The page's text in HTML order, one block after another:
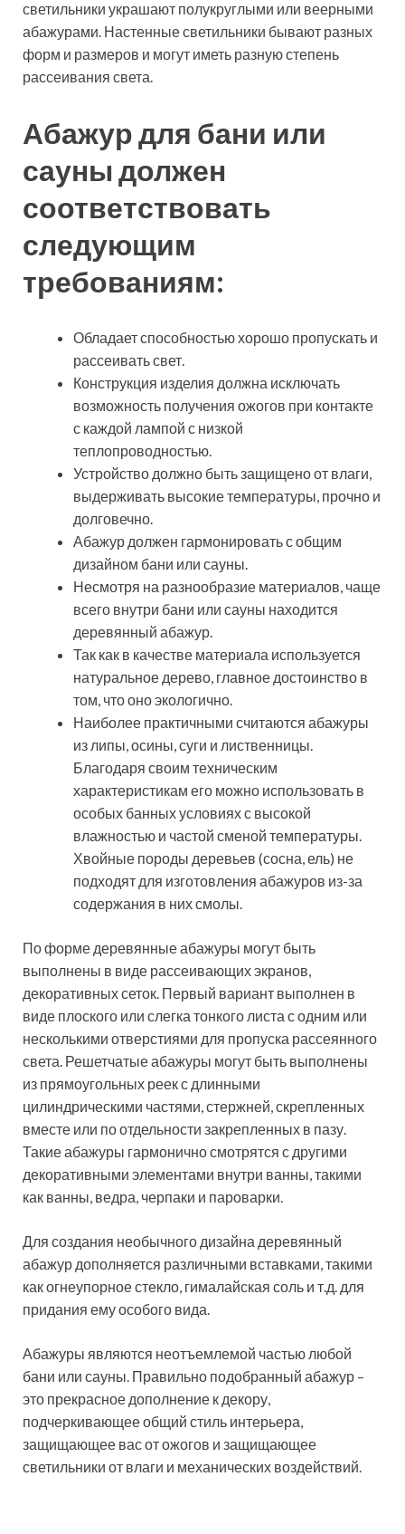
светильники украшают полукруглыми или веерными
абажурами. Настенные светильники бывают разных
форм и размеров и могут иметь разную степень
рассеивания света.
Абажур для бани или
сауны должен
соответствовать
следующим
требованиям:
Обладает способностью хорошо пропускать и
рассеивать свет.
Конструкция изделия должна исключать
возможность получения ожогов при контакте
с каждой лампой с низкой
теплопроводностью.
Устройство должно быть защищено от влаги,
выдерживать высокие температуры, прочно и
долговечно.
Абажур должен гармонировать с общим
дизайном бани или сауны.
Несмотря на разнообразие материалов, чаще
всего внутри бани или сауны находится
деревянный абажур.
Так как в качестве материала используется
натуральное дерево, главное достоинство в
том, что оно экологично.
Наиболее практичными считаются абажуры
из липы, осины, суги и лиственницы.
Благодаря своим техническим
характеристикам его можно использовать в
особых банных условиях с высокой
влажностью и частой сменой температуры.
Хвойные породы деревьев (сосна, ель) не
подходят для изготовления абажуров из-за
содержания в них смолы.
По форме деревянные абажуры могут быть
выполнены в виде рассеивающих экранов,
декоративных сеток. Первый вариант выполнен в
виде плоского или слегка тонкого листа с одним или
несколькими отверстиями для пропуска рассеянного
света. Решетчатые абажуры могут быть выполнены
из прямоугольных реек с длинными
цилиндрическими частями, стержней, скрепленных
вместе или по отдельности закрепленных в пазу.
Такие абажуры гармонично смотрятся с другими
декоративными элементами внутри ванны, такими
как ванны, ведра, черпаки и пароварки.
Для создания необычного дизайна деревянный
абажур дополняется различными вставками, такими
как огнеупорное стекло, гималайская соль и т.д. для
придания ему особого вида.
Абажуры являются неотъемлемой частью любой
бани или сауны. Правильно подобранный абажур –
это прекрасное дополнение к декору,
подчеркивающее общий стиль интерьера,
защищающее вас от ожогов и защищающее
светильники от влаги и механических воздействий.